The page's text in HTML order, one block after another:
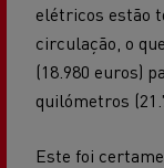
elétricos estão
circulação, o
(18.980 euros)
quilómetros
Este foi